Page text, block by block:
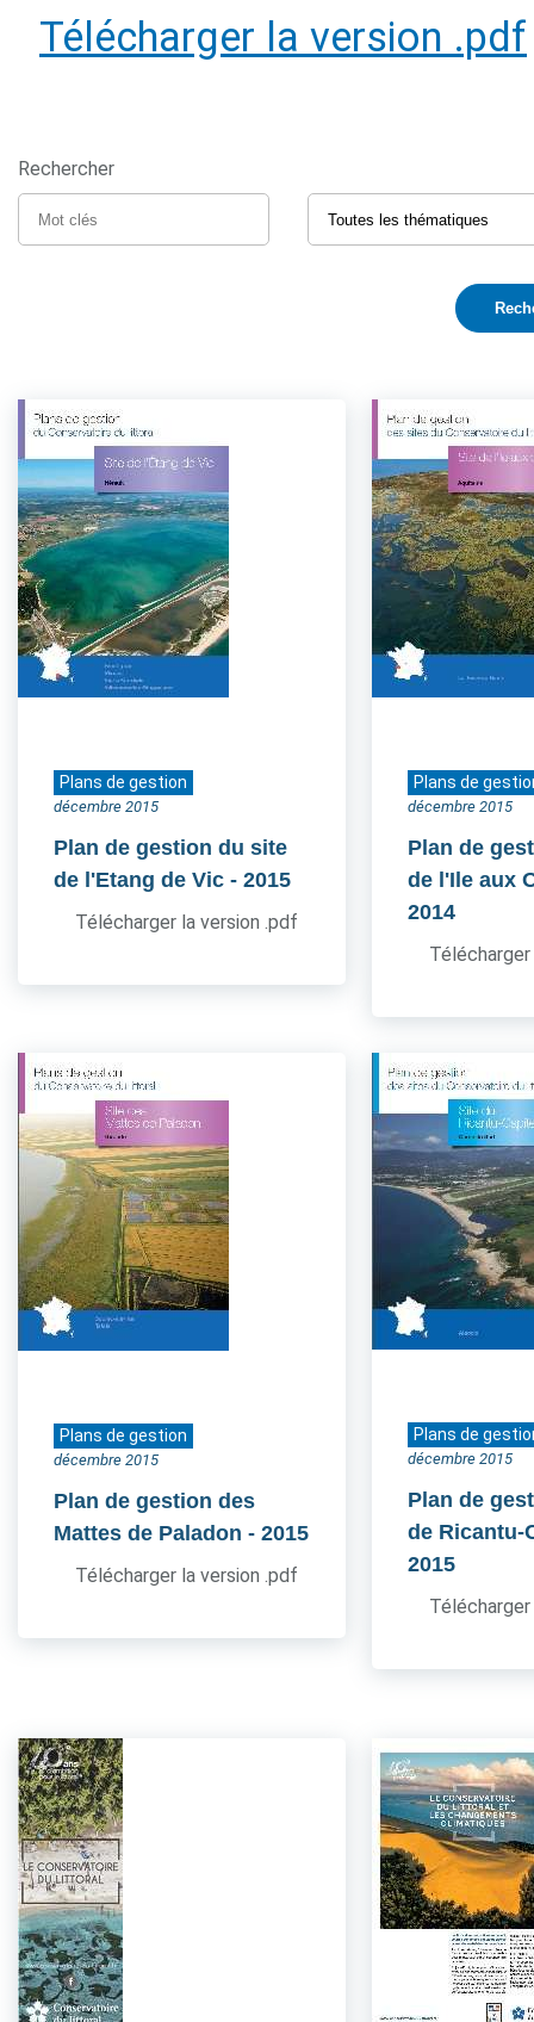
Télécharger la version .pdf
Rechercher
Plans de gestion
décembre 2015
Plan de gestion du site
de l'Etang de Vic - 2015
Télécharger la version .pdf
Plans de
décembre 2015
Plan de
de l'Ile aux
2014
Plans de gestion
décembre 2015
Plan de gestion des
Mattes de Paladon - 2015
Télécharger la version .pdf
Plans de
décembre 2015
Plan de
de Ricantu-
2015